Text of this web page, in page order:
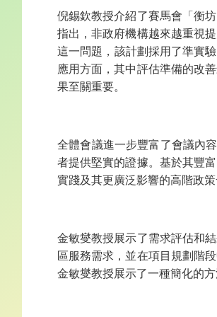
倪錫欽教授介紹了賽馬會「衡
指出，非政府機構越來越重視
這一問題，該計劃採用了準實
應用方面，其中評估準備的改
果至關重要。
全體會議進一步豐富了會議內
者提供堅實的證據。基於其豐
實踐及其更廣泛影響的高階政
金敏燮教授展示了需求評估和
區服務需求，並在項目規劃階
金敏燮教授展示了一種簡化的